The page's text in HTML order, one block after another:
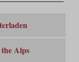
Alps